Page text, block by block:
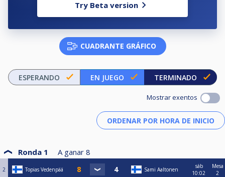
Try Beta version
CUADRANTE GRÁFICO
ESPERANDO EN JUEGO TERMINADO
Mostrar exentos
Ronda 1 A ganar 8
2 Topias Vedenpää Sami Aaltonen
sáb
10:02
Mesa
2